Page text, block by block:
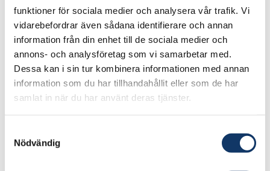
funktioner för sociala medier och analysera vår trafik. Vi
vidarebefordrar även sådana identifierare och annan
information från din enhet till de sociala medier och
annons- och analysföretag som vi samarbetar med.
Dessa kan i sin tur kombinera informationen med annan
information som du har tillhandahållit eller som de har
samlat in när du har använt deras tjänster.
Nödvändig
långa programmet avslutades i april i år med två
veckor i Palo Alto för Hanna Johansson och
Kinga Grenda.
- Det var en jättenyttig erfarenhet och en
möjlighet att bygga nätverk. Vi har också fått en
större förståelse för vad som krävs för att gå in
Det nya luftreningsmaterialet säljs i dag i form av